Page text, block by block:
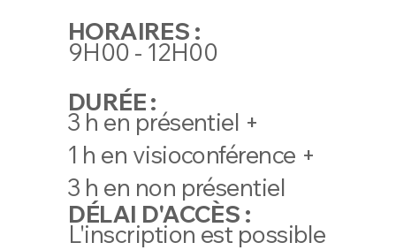
HORAIRES :
9H00 - 12H00
DURÉE :
3 h en présentiel +
1 h en visioconférence +
3 h en non présentiel
DÉLAI D'ACCÈS :
L'inscription est possible